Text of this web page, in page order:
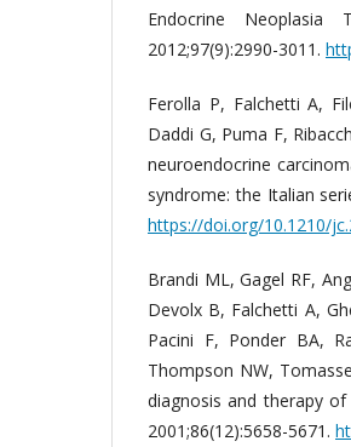
Endocrine
2012;97(9):2990-3011.
Ferolla P, Falchetti A,
Daddi G, Puma F,
neuroendocrine
syndrome: the Italian
https://doi.org/10.1210/
Brandi ML, Gagel RF,
Devolx B, Falchetti A,
Pacini F, Ponder BA,
Thompson NW,
diagnosis and therapy
2001;86(12):5658-5671.